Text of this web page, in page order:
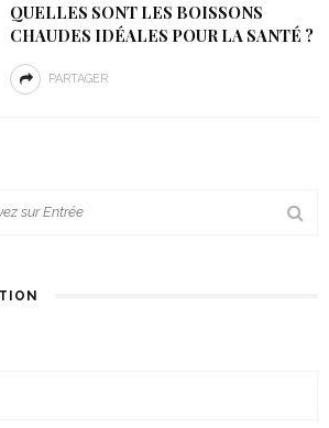
QUELLES SONT LES BOISSONS
CHAUDES IDÉALES POUR LA SANTÉ ?
PARTAGER